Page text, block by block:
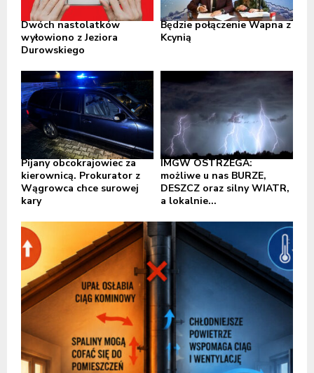
Dwóch nastolatków
wyłowiono z Jeziora
Durowskiego
Będzie połączenie Wapna z
Kcynią
Pijany obcokrajowiec za
kierownicą. Prokurator z
Wągrowca chce surowej
kary
IMGW OSTRZEGA:
możliwe u nas BURZE,
DESZCZ oraz silny WIATR,
a lokalnie...